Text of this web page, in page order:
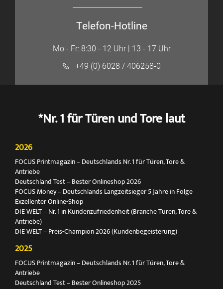
Telefon-Hotline
Mo - Fr: 8:30 - 12 Uhr | 13 - 17 Uhr
+49 (0) 6028 / 406258-0
*Nr. 1 für Türen und Tore laut
2026
FOCUS Printmagazin – Deutschlands Nr. 1 für Türen, Tore &
Antriebe
Deutschland Test – Bester Onlineshop 2026
FOCUS Money – Deutschlands Langzeitsieger 5 Jahre in Folge
Exzellenter Online-Shop
DIE WELT – Nr. 1 in Kundenzufriedenheit (Branche Türen, Tore &
Antriebe)
DIE WELT – Preis-Champion 2026 (Kundenbegeisterung)
2025
FOCUS Printmagazin – Deutschlands Nr. 1 für Türen, Tore &
Antriebe
Deutschland Test – Bester Onlineshop 2025